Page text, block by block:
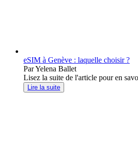
eSIM à Genève : laquelle choisir ?
Par Yelena Ballet
Lisez la suite de l'article pour en
Lire la suite